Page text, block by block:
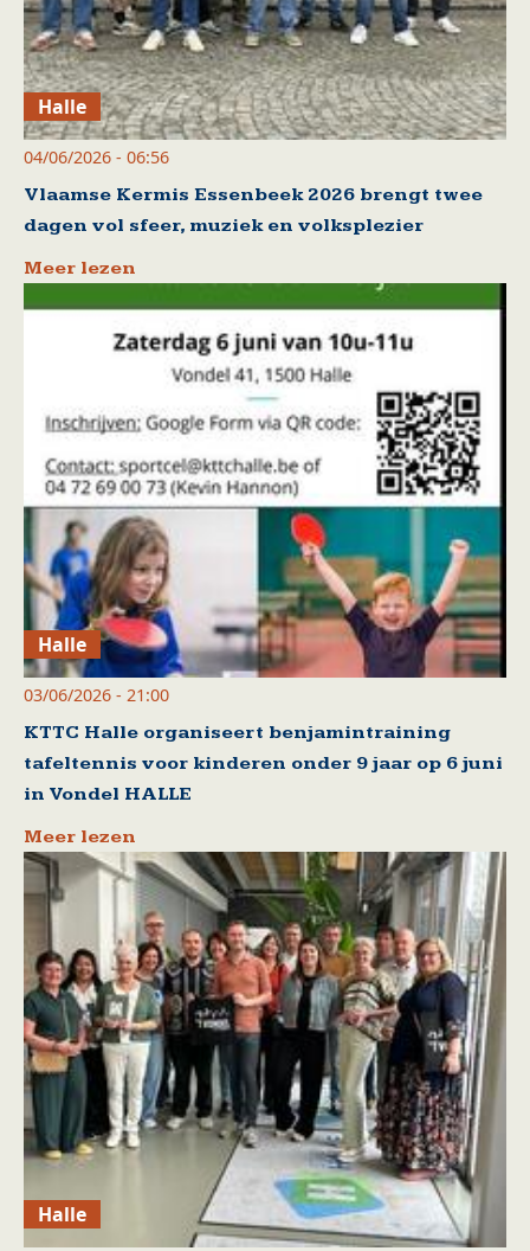
Halle
04/06/2026 - 06:56
Vlaamse Kermis Essenbeek 2026 brengt twee
dagen vol sfeer, muziek en volksplezier
Meer lezen
Halle
03/06/2026 - 21:00
KTTC Halle organiseert benjamintraining
tafeltennis voor kinderen onder 9 jaar op 6 juni
in Vondel HALLE
Meer lezen
Halle